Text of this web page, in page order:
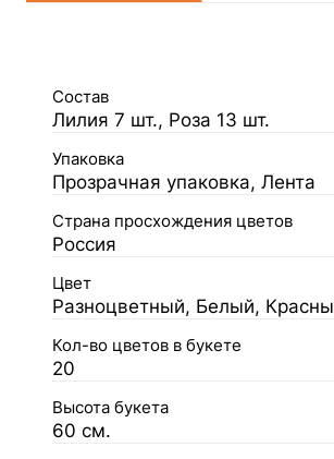
Состав
Лилия 7 шт., Роза 13 шт.
Упаковка
Прозрачная упаковка, Лента
Страна просхождения цветов
Россия
Цвет
Разноцветный, Белый,
Кол-во цветов в букете
20
Высота букета
60 см.